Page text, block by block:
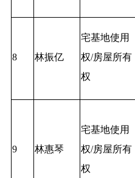
8 林振亿
宅基地使用
权/房屋所有
权
9 林惠琴
宅基地使用
权/房屋所有
权